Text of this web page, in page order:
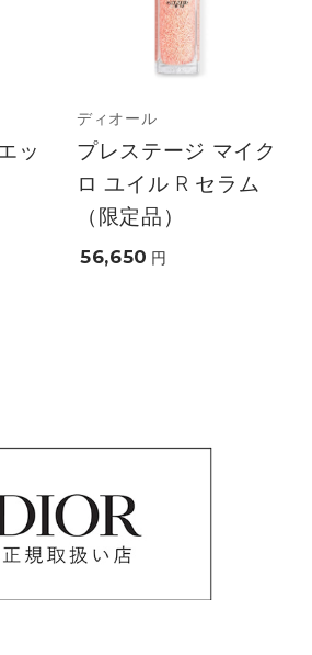
ッ
ディオール
プレステージ マイク
ロ ユイル R セラム
（限定品）
56,650 円